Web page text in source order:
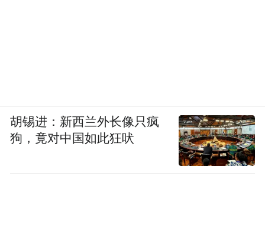
胡锡进：新西兰外长像只疯
狗，竟对中国如此狂吠